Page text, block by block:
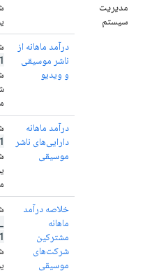
مدیریت
سیستم
درآمد ماهانه از
ناشر موسیقی
و ویدیو
درآمد ماهانه
دارایی‌های ناشر
موسیقی
خلاصه درآمد
ماهانه
مشترکین
شرکت‌های
موسیقی